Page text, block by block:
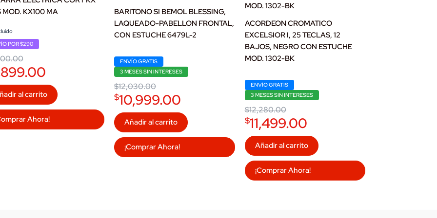
MOD. KX100 MA
POR $290
al carrito
Ahora!
BARITONO SI BEMOL BLESSING,
LAQUEADO-PABELLON FRONTAL,
CON ESTUCHE 6479L-2
$12,030.00
Original
price
was:
$12,030.00.
$10,999.00
Current
price
is:
$10,999.00.
ENVÍO GRATIS
3 MESES SIN INTERESES
Añadir al carrito
¡Comprar Ahora!
ACORDEON CROMATICO
EXCELSIOR I, 25 TECLAS, 12
BAJOS, NEGRO CON ESTUCHE
MOD. 1302-BK
$12,280.00
Original
price
was:
$12,280.00.
$11,499.00
Current
price
is:
$11,499.00.
ENVÍO GRATIS
3 MESES SIN INTERESES
Añadir al carrito
¡Comprar Ahora!